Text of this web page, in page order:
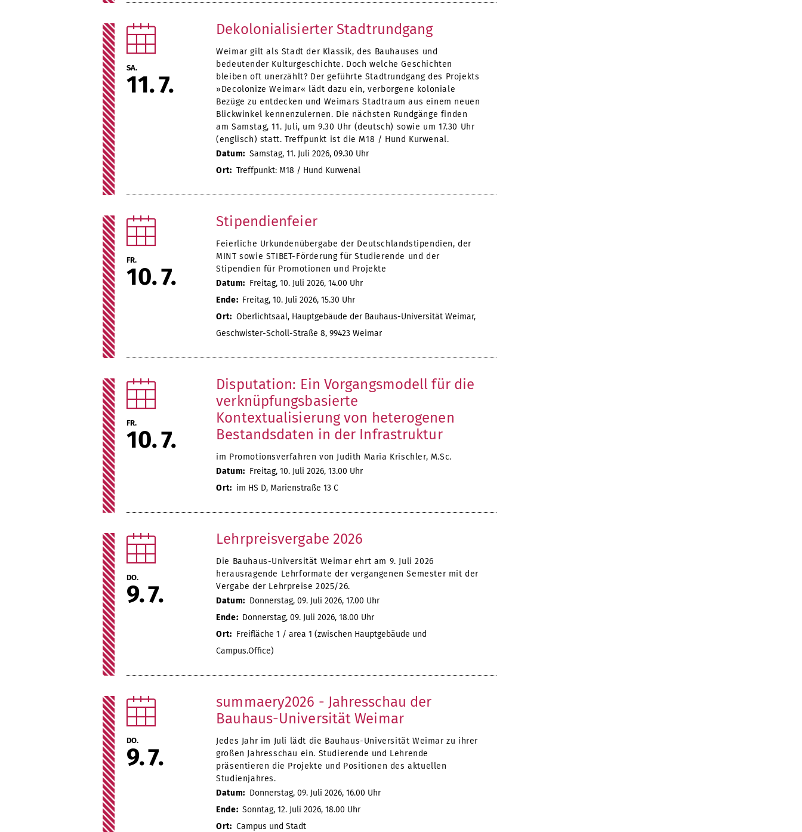
SA.
11 7
Dekolonialisierter Stadtrundgang
Weimar gilt als Stadt der Klassik, des Bauhauses und
bedeutender Kulturgeschichte. Doch welche Geschichten
bleiben oft unerzählt? Der geführte Stadtrundgang des Projekts
»Decolonize Weimar« lädt dazu ein, verborgene koloniale
Bezüge zu entdecken und Weimars Stadtraum aus einem neuen
Blickwinkel kennenzulernen. Die nächsten Rundgänge finden
am Samstag, 11. Juli, um 9.30 Uhr (deutsch) sowie um 17.30 Uhr
(englisch) statt. Treffpunkt ist die M18 / Hund Kurwenal.
Datum: Samstag, 11. Juli 2026, 09.30 Uhr
Ort: Treffpunkt: M18 / Hund Kurwenal
FR.
10 7
Stipendienfeier
Feierliche Urkundenübergabe der Deutschlandstipendien, der
MINT sowie STIBET-Förderung für Studierende und der
Stipendien für Promotionen und Projekte
Datum: Freitag, 10. Juli 2026, 14.00 Uhr
Ende: Freitag, 10. Juli 2026, 15.30 Uhr
Ort: Oberlichtsaal, Hauptgebäude der Bauhaus-Universität Weimar,
Geschwister-Scholl-Straße 8, 99423 Weimar
FR.
10 7
Disputation: Ein Vorgangsmodell für die
verknüpfungsbasierte
Kontextualisierung von heterogenen
Bestandsdaten in der Infrastruktur
im Promotionsverfahren von Judith Maria Krischler, M.Sc.
Datum: Freitag, 10. Juli 2026, 13.00 Uhr
Ort: im HS D, Marienstraße 13 C
DO.
9 7
Lehrpreisvergabe 2026
Die Bauhaus-Universität Weimar ehrt am 9. Juli 2026
herausragende Lehrformate der vergangenen Semester mit der
Vergabe der Lehrpreise 2025/26.
Datum: Donnerstag, 09. Juli 2026, 17.00 Uhr
Ende: Donnerstag, 09. Juli 2026, 18.00 Uhr
Ort: Freifläche 1 / area 1 (zwischen Hauptgebäude und
Campus.Office)
DO.
9 7
summaery2026 - Jahresschau der
Bauhaus-Universität Weimar
Jedes Jahr im Juli lädt die Bauhaus-Universität Weimar zu ihrer
großen Jahresschau ein. Studierende und Lehrende
präsentieren die Projekte und Positionen des aktuellen
Studienjahres.
Datum: Donnerstag, 09. Juli 2026, 16.00 Uhr
Ende: Sonntag, 12. Juli 2026, 18.00 Uhr
Ort: Campus und Stadt